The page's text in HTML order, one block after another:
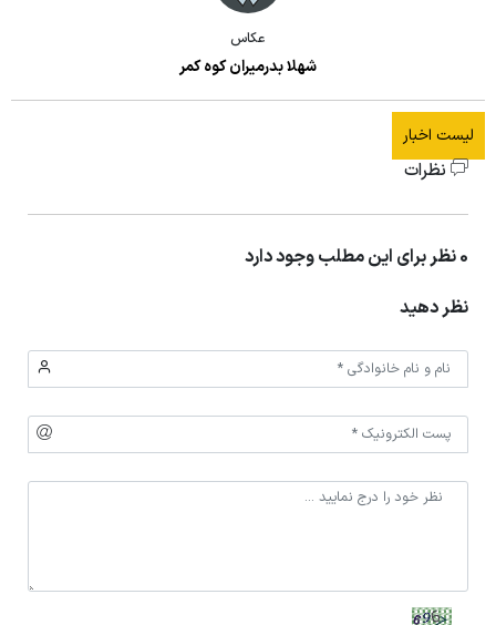
عکاس
شهلا بدرمیران کوه کمر
لیست اخبار
نظرات
0 نظر برای این مطلب وجود دارد
نظر دهید